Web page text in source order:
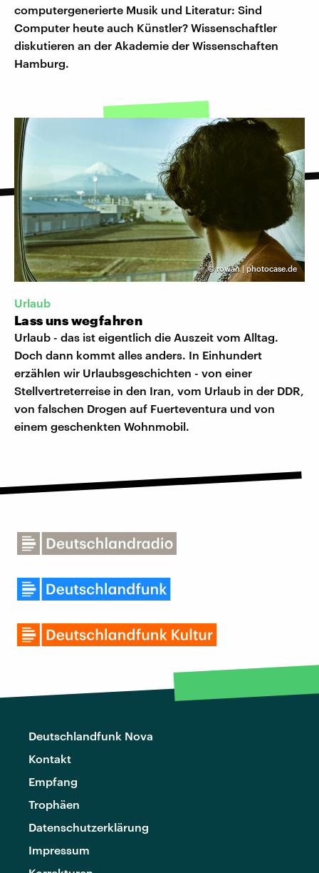
computergenerierte Musik und Literatur: Sind
Computer heute auch Künstler? Wissenschaftler
diskutieren an der Akademie der Wissenschaften
Hamburg.
©rowan | photocase.de
Urlaub
Lass uns wegfahren
Urlaub - das ist eigentlich die Auszeit vom Alltag.
Doch dann kommt alles anders. In Einhundert
erzählen wir Urlaubsgeschichten - von einer
Stellvertreterreise in den Iran, vom Urlaub in der DDR,
von falschen Drogen auf Fuerteventura und von
einem geschenkten Wohnmobil.
Deutschlandfunk Nova
Kontakt
Empfang
Trophäen
Datenschutzerklärung
Impressum